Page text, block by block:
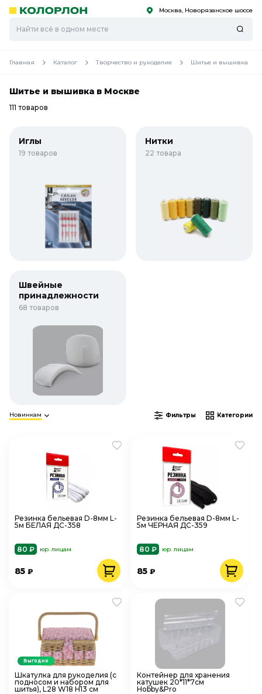
Скоро
Скоро Москва, Новорязанское шоссе
Главная Каталог Творчество и рукоделие Шитье и вышивка
Шитье и вышивка в Москве
111 товаров
Иглы
19 товаров
Нитки
22 товара
Швейные
принадлежности
68 товаров
Новинкам Фильтры Категории
Резинка бельевая D-8мм L-
5м БЕЛАЯ ДС-358
80 ₽ юр. лицам
85 ₽
Резинка бельевая D-8мм L-
5м ЧЕРНАЯ ДС-359
80 ₽ юр. лицам
85₽
Шкатулка для рукоделия (с
подносом и набором для
шитья), L28 W18 H13 см
Выгодно
Контейнер для хранения
катушек 20*11*7см
Hobby&Pro